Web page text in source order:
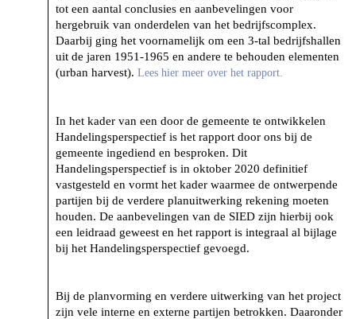
tot een aantal conclusies en aanbevelingen voor
hergebruik van onderdelen van het bedrijfscomplex.
Daarbij ging het voornamelijk om een 3-tal bedrijfshallen
uit de jaren 1951-1965 en andere te behouden elementen
(urban harvest). Lees hier meer over het rapport.
In het kader van een door de gemeente te ontwikkelen
Handelingsperspectief is het rapport door ons bij de
gemeente ingediend en besproken. Dit
Handelingsperspectief is in oktober 2020 definitief
vastgesteld en vormt het kader waarmee de ontwerpende
partijen bij de verdere planuitwerking rekening moeten
houden. De aanbevelingen van de SIED zijn hierbij ook
een leidraad geweest en het rapport is integraal al bijlage
bij het Handelingsperspectief gevoegd.
Bij de planvorming en verdere uitwerking van het project
zijn vele interne en externe partijen betrokken. Daaronder